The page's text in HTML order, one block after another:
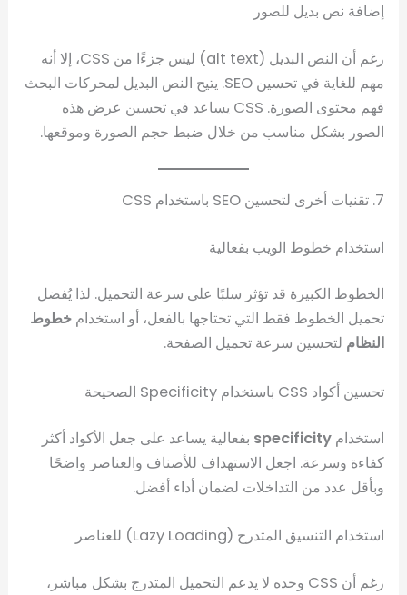
إضافة نص بديل للصور
رغم أن النص البديل (alt text) ليس جزءًا من CSS، إلا أنه
مهم للغاية في تحسين SEO. يتيح النص البديل لمحركات البحث
فهم محتوى الصورة. CSS يساعد في تحسين عرض هذه
الصور بشكل مناسب من خلال ضبط حجم الصورة وموقعها.
7. تقنيات أخرى لتحسين SEO باستخدام CSS
استخدام خطوط الويب بفعالية
الخطوط الكبيرة قد تؤثر سلبًا على سرعة التحميل. لذا يُفضل
تحميل الخطوط فقط التي تحتاجها بالفعل، أو استخدامخطوط
النظام لتحسين سرعة تحميل الصفحة.
تحسين أكواد CSS باستخدام Specificity الصحيحة
استخدامspecificity بفعالية يساعد على جعل الأكواد أكثر
كفاءة وسرعة. اجعل الاستهداف للأصناف والعناصر واضحًا
وبأقل عدد من التداخلات لضمان أداء أفضل.
استخدام التنسيق المتدرج (Lazy Loading) للعناصر
رغم أن CSS وحده لا يدعم التحميل المتدرج بشكل مباشر،